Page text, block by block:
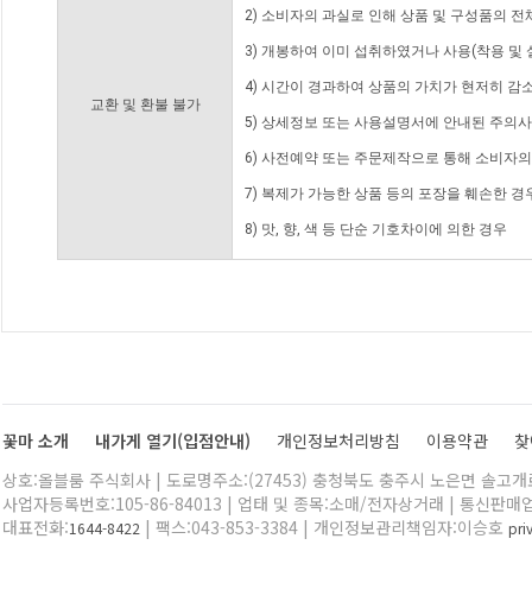
교환 및 환불 불가
2) 소비자의 과실로 인해 상품 및 구성품의
3) 개봉하여 이미 섭취하였거나 사용(착용 및
4) 시간이 경과하여 상품의 가치가 현저히 감
5) 상세정보 또는 사용설명서에 안내된 주의
6) 사전예약 또는 주문제작으로 통해 소비자
7) 복제가 가능한 상품 등의 포장을 훼손한 경
8) 맛, 향, 색 등 단순 기호차이에 의한 경우
꽃마 소개 내가게 열기(입점안내) 개인정보처리방침 이용약관
상호:올블룸 주식회사 | 도로명주소:(27453) 충청북도 충주시 노은면 솔고
사업자등록번호:105-86-84013 | 업태 및 종목:소매/전자상거래 | 통신판매
대표전화:1644-8422 | 팩스:043-853-3384 | 개인정보관리책임자:이승호